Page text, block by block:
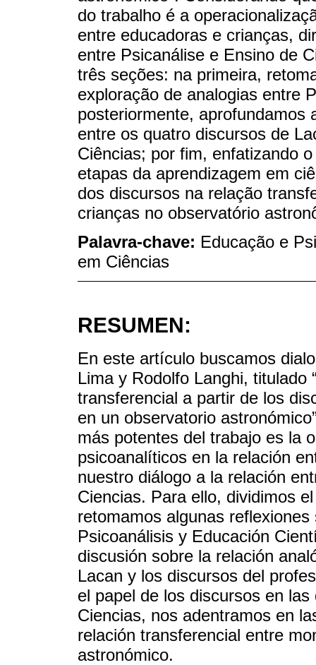
do trabalho é a
entre educadoras e crianças,
entre Psicanálise e Ensino de
três seções: na primeira,
exploração de analogias entre
posteriormente, aprofundamos
entre os quatro discursos de
Ciências; por fim, enfatizando
etapas da aprendizagem em
dos discursos na relação
crianças no observatório
Palavra-chave: Educação e
em Ciências
RESUMEN:
En este artículo buscamos
Lima y Rodolfo Langhi, titulado
transferencial a partir de los
en un observatorio
más potentes del trabajo es la
psicoanalíticos en la relación
nuestro diálogo a la relación
Ciencias. Para ello, dividimos
retomamos algunas
Psicoanálisis y Educación
discusión sobre la relación
Lacan y los discursos del
el papel de los discursos en
Ciencias, nos adentramos en
relación transferencial entre
astronómico.